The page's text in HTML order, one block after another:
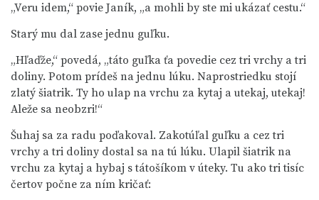
„Veru idem,“ povie Janík, „a mohli by ste mi ukázať cestu.“
Starý mu dal zase jednu guľku.
„Hľaďže,“ povedá, „táto guľka ťa povedie cez tri vrchy a tri
doliny. Potom prídeš na jednu lúku. Naprostriedku stojí
zlatý šiatrik. Ty ho ulap na vrchu za kytaj a utekaj, utekaj!
Aleže sa neobzri!“
Šuhaj sa za radu poďakoval. Zakotúľal guľku a cez tri
vrchy a tri doliny dostal sa na tú lúku. Ulapil šiatrik na
vrchu za kytaj a hybaj s tátošíkom v úteky. Tu ako tri tisíc
čertov počne za ním kričať: